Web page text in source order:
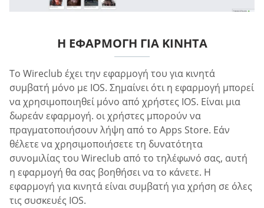
Η ΕΦΑΡΜΟΓΉ ΓΙΑ ΚΙΝΗΤΆ
Το Wireclub έχει την εφαρμογή του για κινητά
συμβατή μόνο με IOS. Σημαίνει ότι η εφαρμογή μπορεί
να χρησιμοποιηθεί μόνο από χρήστες IOS. Είναι μια
δωρεάν εφαρμογή. οι χρήστες μπορούν να
πραγματοποιήσουν λήψη από το Apps Store. Εάν
θέλετε να χρησιμοποιήσετε τη δυνατότητα
συνομιλίας του Wireclub από το τηλέφωνό σας, αυτή
η εφαρμογή θα σας βοηθήσει να το κάνετε. Η
εφαρμογή για κινητά είναι συμβατή για χρήση σε όλες
τις συσκευές IOS.